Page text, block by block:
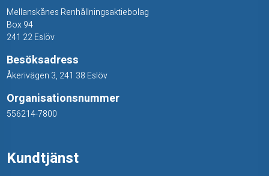
n
å
g
o
n
a
n
Mellanskånes Renhållningsaktiebolag
Box 94
241 22 Eslöv
Besöksadress
Åkerivägen 3, 241 38 Eslöv
Organisationsnummer
556214-7800
Kundtjänst